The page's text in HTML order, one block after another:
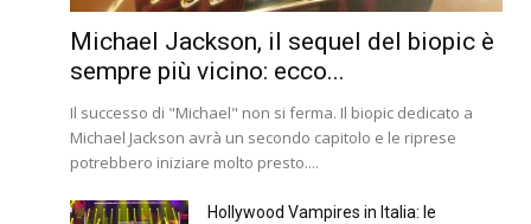
Michael Jackson, il sequel del biopic è
sempre più vicino: ecco...
Il successo di "Michael" non si ferma. Il biopic dedicato a
Michael Jackson avrà un secondo capitolo e le riprese
potrebbero iniziare molto presto....
Hollywood Vampires in Italia: le